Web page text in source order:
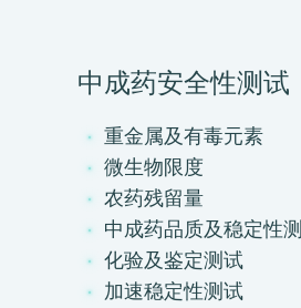
中成药安全性测试
重金属及有毒元素
微生物限度
农药残留量
中成药品质及稳定性
化验及鉴定测试
加速稳定性测试